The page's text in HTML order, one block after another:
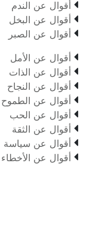
 أقوال عن الندم
 أقوال عن البخل
 أقوال عن الصبر
 أقوال عن الأمل
 أقوال عن الذات
 أقوال عن النجاح
 أقوال عن الطموح
 أقوال عن الحب
 أقوال عن الثقة
 أقوال عن سياسة
 أقوال عن الأخطاء